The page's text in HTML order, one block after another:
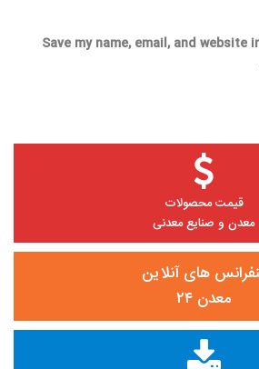
Save my name, email, and
قیمت محصولات
معدن و صنایع معدنی
های آنلاین
معدن ۲۴